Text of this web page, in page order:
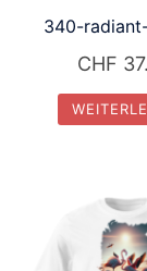
340-
CHF